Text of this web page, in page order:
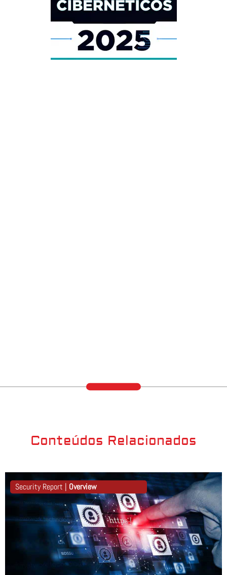
Conteúdos Relacionados
Security Report | Overview